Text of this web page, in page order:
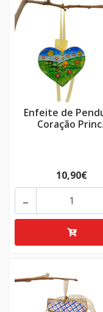
Enfeite de
Coração
10,90€
-